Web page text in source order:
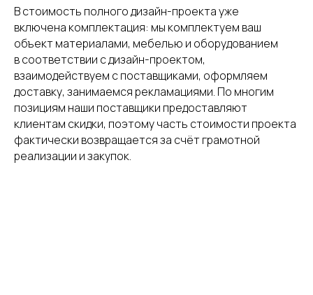
В стоимость полного дизайн-проекта уже
включена комплектация: мы комплектуем ваш
объект материалами, мебелью и оборудованием
в соответствии с дизайн-проектом,
взаимодействуем с поставщиками, оформляем
доставку, занимаемся рекламациями. По многим
позициям наши поставщики предоставляют
клиентам скидки, поэтому часть стоимости проекта
фактически возвращается за счёт грамотной
реализации и закупок.